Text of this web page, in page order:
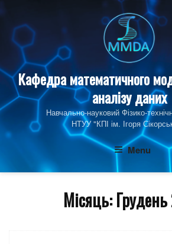
content
Кафедра математичного
аналізу даних
Навчально-науковий
НТУУ "КПІ ім. Ігоря
Menu
Місяць: